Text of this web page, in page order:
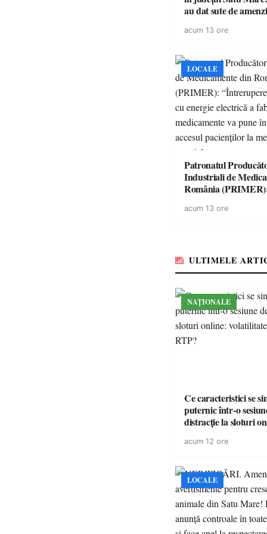
au dat sute de
singură zi
acum 13 ore
LOCALE
Patronatul
Industriali de
România
energie electrică a
acum 13 ore
ULTIMELE
NAȚIONALE
Ce caracteristici se
puternic într-o
distracție la sloturi
acum 12 ore
LOCALE